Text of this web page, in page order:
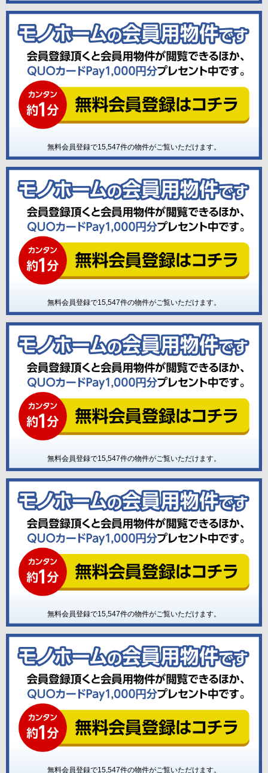
無料会員登録で15,547件の物件がご覧いただけます。
無料会員登録で15,547件の物件がご覧いただけます。
無料会員登録で15,547件の物件がご覧いただけます。
無料会員登録で15,547件の物件がご覧いただけます。
無料会員登録で15,547件の物件がご覧いただけます。